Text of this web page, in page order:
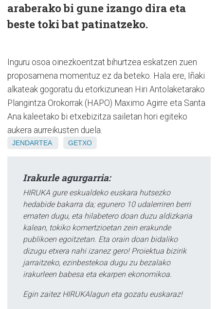
araberako bi gune izango dira eta
beste toki bat patinatzeko.
Inguru osoa oinezkoentzat bihurtzea eskatzen zuen
proposamena momentuz ez da beteko. Hala ere, Iñaki
alkateak gogoratu du etorkizunean Hiri Antolaketarako
Plangintza Orokorrak (HAPO) Maximo Agirre eta Santa
Ana kaleetako bi etxebizitza sailetan hori egiteko
aukera aurreikusten duela.
JENDARTEA GETXO
Irakurle agurgarria:
HIRUKA gure eskualdeko euskara hutsezko
hedabide bakarra da; egunero 10 udalerriren berri
ematen dugu, eta hilabetero doan duzu aldizkaria
kalean, tokiko komertzioetan zein erakunde
publikoen egoitzetan. Eta orain doan bidaliko
dizugu etxera nahi izanez gero! Proiektua bizirik
jarraitzeko, ezinbestekoa dugu zu bezalako
irakurleen babesa eta ekarpen ekonomikoa.
Egin zaitez HIRUKAlagun eta gozatu euskaraz!